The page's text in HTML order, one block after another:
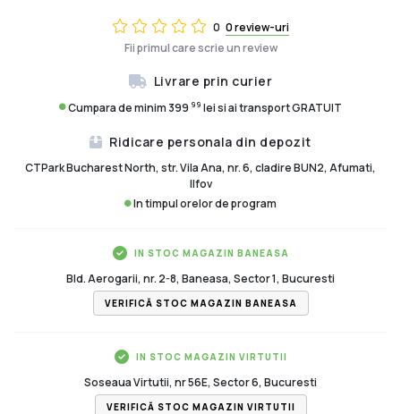
0 0 review-uri
Fii primul care scrie un review
Livrare prin curier
Cumpara de minim 399 99 lei si ai transport GRATUIT
Ridicare personala din depozit
CTPark Bucharest North, str. Vila Ana, nr. 6, cladire BUN2, Afumati,
Ilfov
In timpul orelor de program
IN STOC MAGAZIN BANEASA
Bld. Aerogarii, nr. 2-8, Baneasa, Sector 1, Bucuresti
VERIFICĂ STOC MAGAZIN BANEASA
IN STOC MAGAZIN VIRTUTII
Soseaua Virtutii, nr 56E, Sector 6, Bucuresti
VERIFICĂ STOC MAGAZIN VIRTUTII